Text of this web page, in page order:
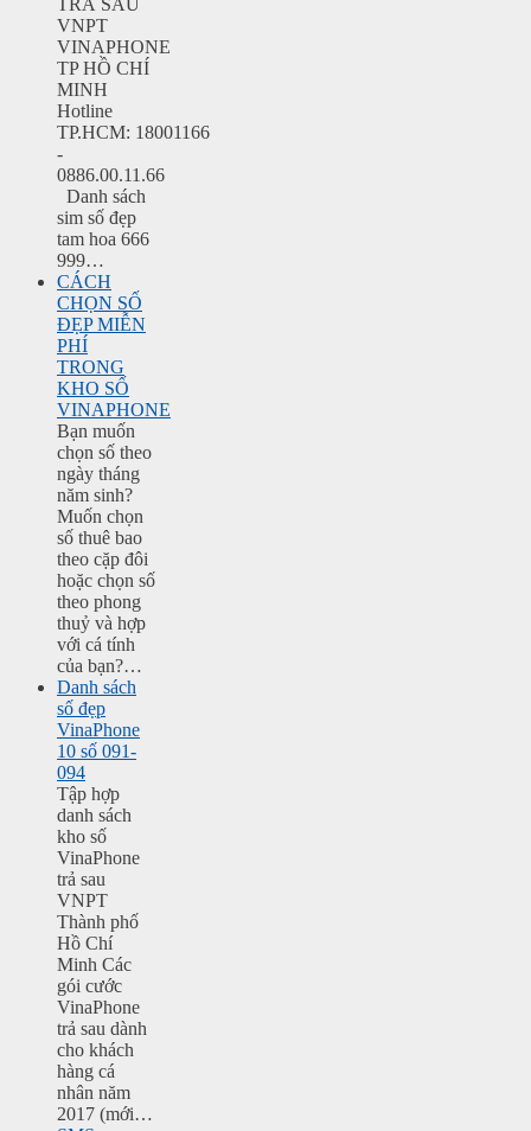
TRẢ SAU
VNPT
VINAPHONE
TP HỒ CHÍ
MINH
Hotline
TP.HCM: 18001166
-
0886.00.11.66
Danh sách
sim số đẹp
tam hoa 666
999…
CÁCH
CHỌN SỐ
ĐẸP MIỄN
PHÍ
TRONG
KHO SỐ
VINAPHONE
Bạn muốn
chọn số theo
ngày tháng
năm sinh?
Muốn chọn
số thuê bao
theo cặp đôi
hoặc chọn số
theo phong
thuỷ và hợp
với cá tính
của bạn?…
Danh sách
số đẹp
VinaPhone
10 số 091-
094
Tập hợp
danh sách
kho số
VinaPhone
trả sau
VNPT
Thành phố
Hồ Chí
Minh Các
gói cước
VinaPhone
trả sau dành
cho khách
hàng cá
nhân năm
2017 (mới…